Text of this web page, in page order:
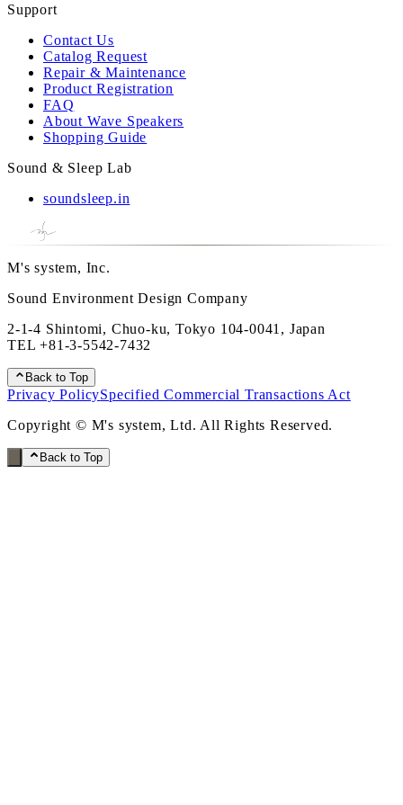
Support
Contact Us
Catalog Request
Repair & Maintenance
Product Registration
FAQ
About Wave Speakers
Shopping Guide
Sound & Sleep Lab
soundsleep.in
M's system, Inc.
Sound Environment Design Company
2-1-4 Shintomi, Chuo-ku, Tokyo 104-0041, Japan
TEL+81-3-5542-7432
Back to Top
Privacy PolicySpecified Commercial Transactions Act
Copyright © M's system, Ltd. All Rights Reserved.
Back to Top